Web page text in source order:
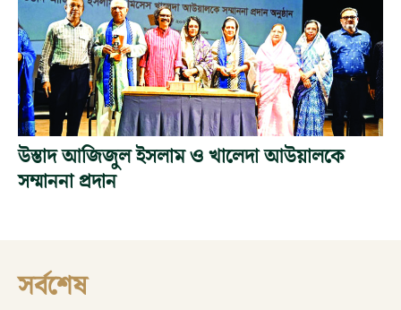
উস্তাদ আজিজুল ইসলাম ও খালেদা আউয়ালকে
সম্মাননা প্রদান
সর্বশেষ